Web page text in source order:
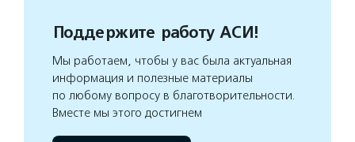
Поддержите работу АСИ!
Мы работаем, чтобы у вас была актуальная
информация и полезные материалы
по любому вопросу в благотворительности.
Вместе мы этого достигнем